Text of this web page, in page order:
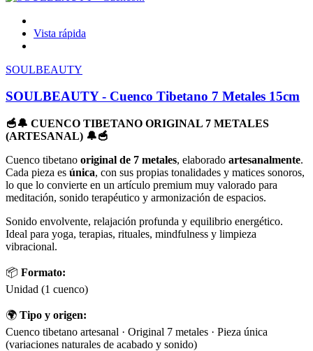
Vista rápida
SOULBEAUTY
SOULBEAUTY - Cuenco Tibetano 7 Metales 15cm
🥣🔔 CUENCO TIBETANO ORIGINAL 7 METALES
(ARTESANAL) 🔔🥣
Cuenco tibetano original de 7 metales, elaborado artesanalmente.
Cada pieza es única, con sus propias tonalidades y matices sonoros,
lo que lo convierte en un artículo premium muy valorado para
meditación, sonido terapéutico y armonización de espacios.
Sonido envolvente, relajación profunda y equilibrio energético.
Ideal para yoga, terapias, rituales, mindfulness y limpieza
vibracional.
📦 Formato:
Unidad (1 cuenco)
🌍 Tipo y origen:
Cuenco tibetano artesanal · Original 7 metales · Pieza única
(variaciones naturales de acabado y sonido)